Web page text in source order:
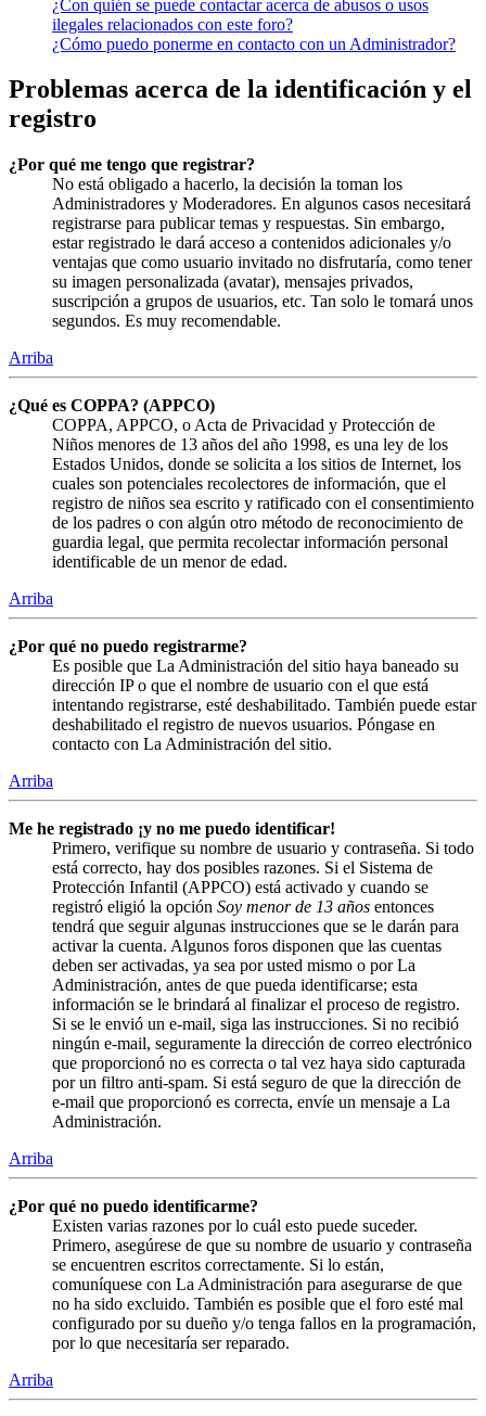
¿Con quién se puede contactar acerca de abusos o usos
ilegales relacionados con este foro?
¿Cómo puedo ponerme en contacto con un Administrador?
Problemas acerca de la identificación y el
registro
¿Por qué me tengo que registrar?
No está obligado a hacerlo, la decisión la toman los
Administradores y Moderadores. En algunos casos necesitará
registrarse para publicar temas y respuestas. Sin embargo,
estar registrado le dará acceso a contenidos adicionales y/o
ventajas que como usuario invitado no disfrutaría, como tener
su imagen personalizada (avatar), mensajes privados,
suscripción a grupos de usuarios, etc. Tan solo le tomará unos
segundos. Es muy recomendable.
Arriba
¿Qué es COPPA? (APPCO)
COPPA, APPCO, o Acta de Privacidad y Protección de
Niños menores de 13 años del año 1998, es una ley de los
Estados Unidos, donde se solicita a los sitios de Internet, los
cuales son potenciales recolectores de información, que el
registro de niños sea escrito y ratificado con el consentimiento
de los padres o con algún otro método de reconocimiento de
guardia legal, que permita recolectar información personal
identificable de un menor de edad.
Arriba
¿Por qué no puedo registrarme?
Es posible que La Administración del sitio haya baneado su
dirección IP o que el nombre de usuario con el que está
intentando registrarse, esté deshabilitado. También puede estar
deshabilitado el registro de nuevos usuarios. Póngase en
contacto con La Administración del sitio.
Arriba
Me he registrado ¡y no me puedo identificar!
Primero, verifique su nombre de usuario y contraseña. Si todo
está correcto, hay dos posibles razones. Si el Sistema de
Protección Infantil (APPCO) está activado y cuando se
registró eligió la opción Soy menor de 13 años entonces
tendrá que seguir algunas instrucciones que se le darán para
activar la cuenta. Algunos foros disponen que las cuentas
deben ser activadas, ya sea por usted mismo o por La
Administración, antes de que pueda identificarse; esta
información se le brindará al finalizar el proceso de registro.
Si se le envió un e-mail, siga las instrucciones. Si no recibió
ningún e-mail, seguramente la dirección de correo electrónico
que proporcionó no es correcta o tal vez haya sido capturada
por un filtro anti-spam. Si está seguro de que la dirección de
e-mail que proporcionó es correcta, envíe un mensaje a La
Administración.
Arriba
¿Por qué no puedo identificarme?
Existen varias razones por lo cuál esto puede suceder.
Primero, asegúrese de que su nombre de usuario y contraseña
se encuentren escritos correctamente. Si lo están,
comuníquese con La Administración para asegurarse de que
no ha sido excluido. También es posible que el foro esté mal
configurado por su dueño y/o tenga fallos en la programación,
por lo que necesitaría ser reparado.
Arriba